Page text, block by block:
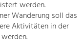
werden.
Wanderung soll das
Aktivitäten in der